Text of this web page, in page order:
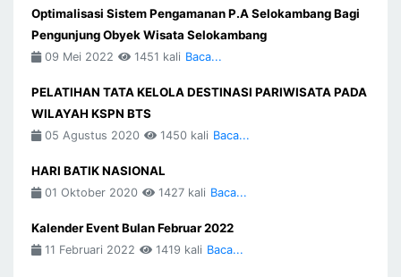
Optimalisasi Sistem Pengamanan P.A Selokambang Bagi
Pengunjung Obyek Wisata Selokambang
09 Mei 2022 1451 kali Baca...
PELATIHAN TATA KELOLA DESTINASI PARIWISATA PADA
WILAYAH KSPN BTS
05 Agustus 2020 1450 kali Baca...
HARI BATIK NASIONAL
01 Oktober 2020 1427 kali Baca...
Kalender Event Bulan Februar 2022
11 Februari 2022 1419 kali Baca...